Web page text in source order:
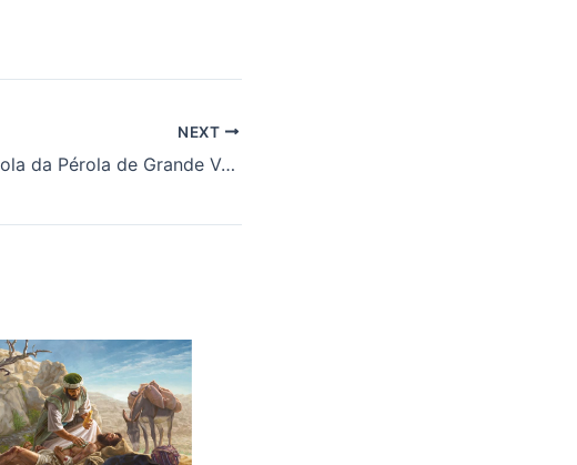
NEXT
A Parábola da Pérola de Grande Valor – Buscando o Reino dos Céus